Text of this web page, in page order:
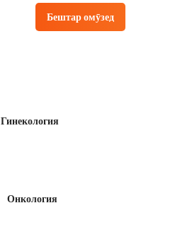
Бештар омӯзед
Гинекология
Онкология